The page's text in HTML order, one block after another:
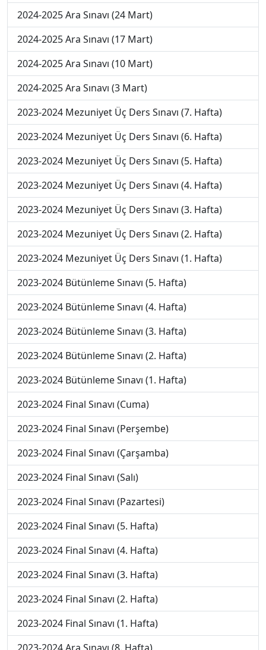
2024-2025 Ara Sınavı (24 Mart)
2024-2025 Ara Sınavı (17 Mart)
2024-2025 Ara Sınavı (10 Mart)
2024-2025 Ara Sınavı (3 Mart)
2023-2024 Mezuniyet Üç Ders Sınavı (7. Hafta)
2023-2024 Mezuniyet Üç Ders Sınavı (6. Hafta)
2023-2024 Mezuniyet Üç Ders Sınavı (5. Hafta)
2023-2024 Mezuniyet Üç Ders Sınavı (4. Hafta)
2023-2024 Mezuniyet Üç Ders Sınavı (3. Hafta)
2023-2024 Mezuniyet Üç Ders Sınavı (2. Hafta)
2023-2024 Mezuniyet Üç Ders Sınavı (1. Hafta)
2023-2024 Bütünleme Sınavı (5. Hafta)
2023-2024 Bütünleme Sınavı (4. Hafta)
2023-2024 Bütünleme Sınavı (3. Hafta)
2023-2024 Bütünleme Sınavı (2. Hafta)
2023-2024 Bütünleme Sınavı (1. Hafta)
2023-2024 Final Sınavı (Cuma)
2023-2024 Final Sınavı (Perşembe)
2023-2024 Final Sınavı (Çarşamba)
2023-2024 Final Sınavı (Salı)
2023-2024 Final Sınavı (Pazartesi)
2023-2024 Final Sınavı (5. Hafta)
2023-2024 Final Sınavı (4. Hafta)
2023-2024 Final Sınavı (3. Hafta)
2023-2024 Final Sınavı (2. Hafta)
2023-2024 Final Sınavı (1. Hafta)